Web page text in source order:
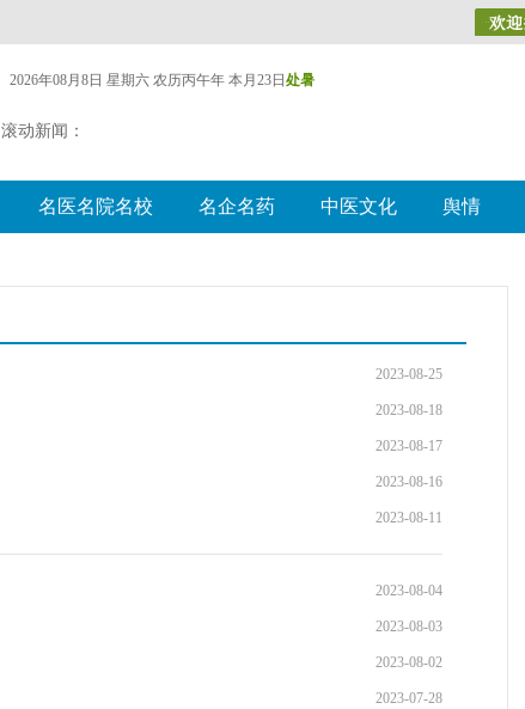
2026年08月8日 星期六 农历丙午年 本月23日 处暑
滚动新闻：
名医名院名校 名企名药 中医文化 舆情
2023-08-25
2023-08-18
2023-08-17
2023-08-16
2023-08-11
2023-08-04
2023-08-03
2023-08-02
2023-07-28